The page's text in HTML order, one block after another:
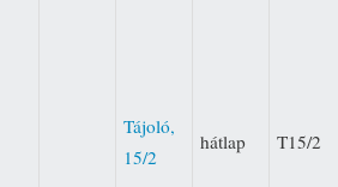
Tájoló,
15/2
hátlap T15/2